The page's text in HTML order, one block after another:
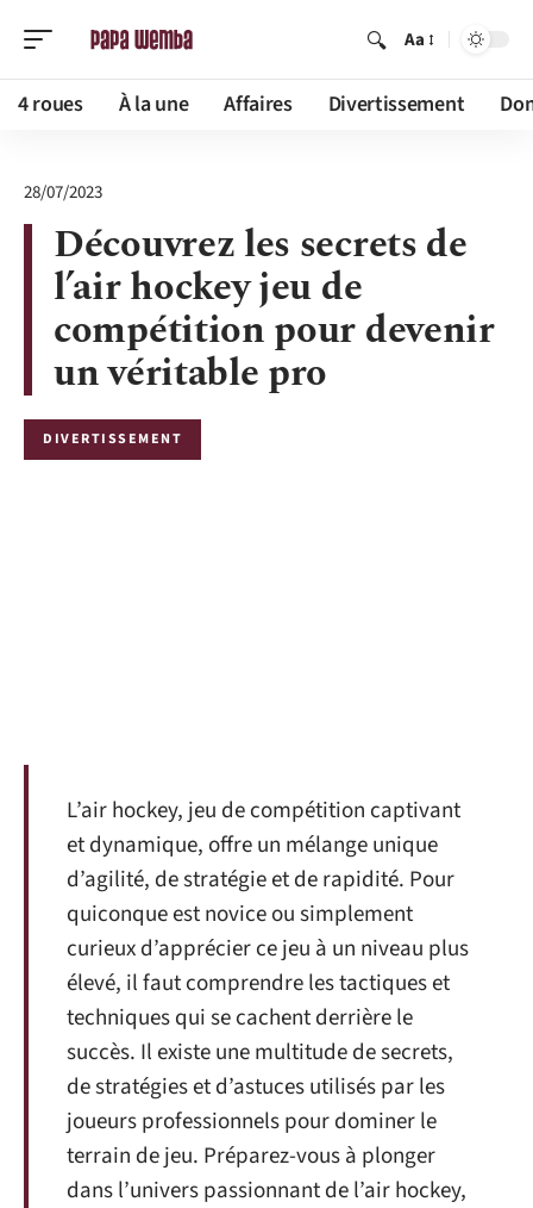
Aa
4 roues À la une Affaires Divertissement
28/07/2023
Découvrez les secrets de
l’air hockey jeu de
compétition pour devenir
un véritable pro
DIVERTISSEMENT
L’air hockey, jeu de compétition captivant
et dynamique, offre un mélange unique
d’agilité, de stratégie et de rapidité. Pour
quiconque est novice ou simplement
curieux d’apprécier ce jeu à un niveau plus
élevé, il faut comprendre les tactiques et
techniques qui se cachent derrière le
succès. Il existe une multitude de secrets,
de stratégies et d’astuces utilisés par les
joueurs professionnels pour dominer le
terrain de jeu. Préparez-vous à plonger
dans l’univers passionnant de l’air hockey,